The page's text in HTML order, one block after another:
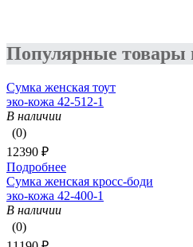
Популярные товары
Сумка женская тоут
эко-кожа 42-512-1
В наличии
(0)
12390 ₽
Подробнее
Сумка женская кросс-боди
эко-кожа 42-400-1
В наличии
(0)